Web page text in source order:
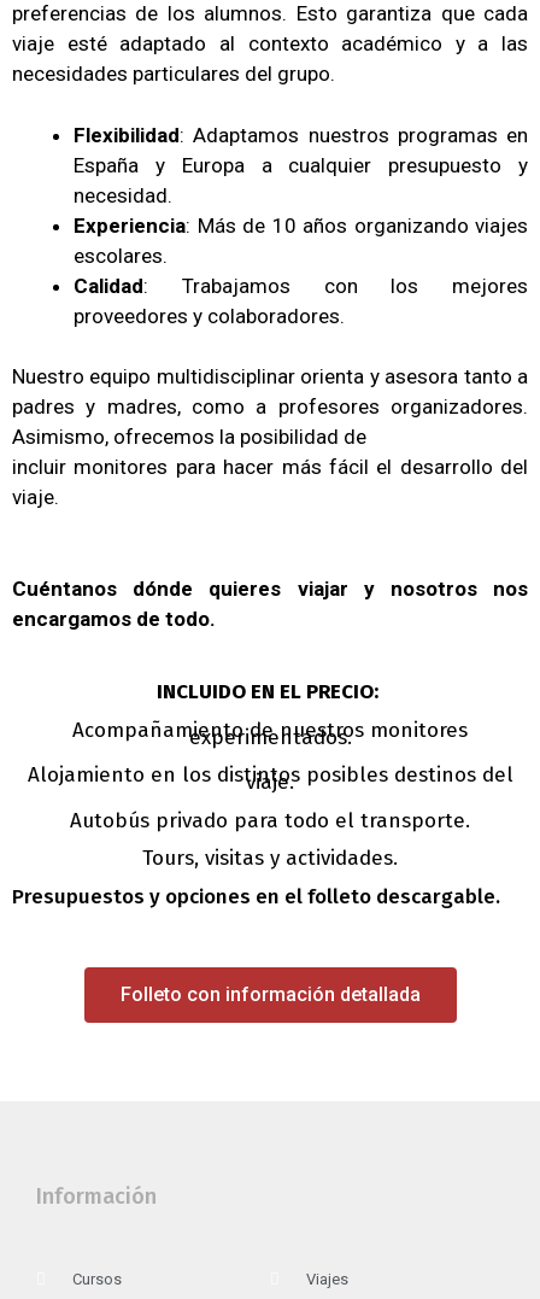
preferencias de los alumnos. Esto garantiza que cada
viaje esté adaptado al contexto académico y a las
necesidades particulares del grupo.
Flexibilidad: Adaptamos nuestros programas en
España y Europa a cualquier presupuesto y
necesidad.
Experiencia: Más de 10 años organizando viajes
escolares.
Calidad: Trabajamos con los mejores
proveedores y colaboradores.
Nuestro equipo multidisciplinar orienta y asesora tanto a
padres y madres, como a profesores organizadores.
Asimismo, ofrecemos la posibilidad de
incluir monitores para hacer más fácil el desarrollo del
viaje.
Cuéntanos dónde quieres viajar y nosotros nos
encargamos de todo.
INCLUIDO EN EL PRECIO:
Acompañamiento de nuestros monitores
experimentados.
Alojamiento en los distintos posibles destinos del
viaje.
Autobús privado para todo el transporte.
Tours, visitas y actividades.
Presupuestos y opciones en el folleto descargable.
Folleto con información detallada
Información
Cursos Viajes